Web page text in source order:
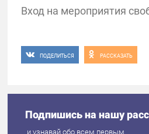
Вход на мероприятия
ПОДЕЛИТЬСЯ РАССКАЗАТЬ
Подпишись на нашу
и узнавай обо всем первым